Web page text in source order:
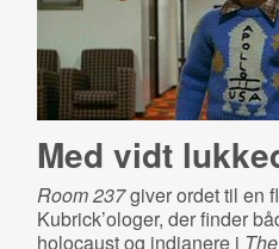
Med vidt
Room 237giver ordet til en
Kubrick’ologer, der finder
holocaust og indianere i